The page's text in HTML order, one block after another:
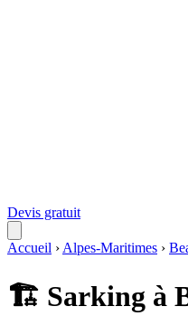
Devis gratuit
Accueil › Alpes-Maritimes ›
🏗️ Sarking à